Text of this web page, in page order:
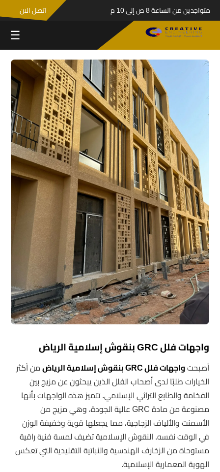
متواجدين من الساعة 8 ص إلى 10 م اتصل الان
☰
واجهات فلل GRC بنقوش إسلامية الرياض
أصبحتواجهات فلل GRC بنقوش إسلامية الرياض
من أكثر
الخيارات طلبًا لدى أصحاب الفلل الذين يبحثون عن مزيج بين
الفخامة والطابع التراثي الإسلامي. تتميز هذه الواجهات بأنها
مصنوعة من مادة GRC عالية الجودة، وهي مزيج من
الأسمنت والألياف الزجاجية، مما يجعلها قوية وخفيفة الوزن
في الوقت نفسه. النقوش الإسلامية تضيف لمسة فنية راقية
مستوحاة من الزخارف الهندسية والنباتية التقليدية التي تعكس
الهوية المعمارية الإسلامية.